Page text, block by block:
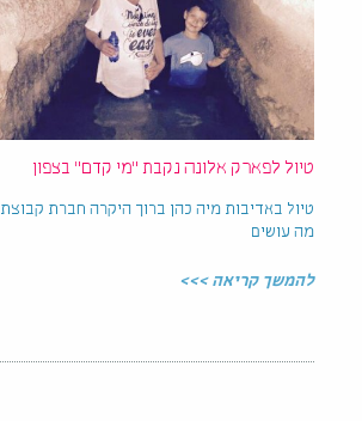
טיול לפארק אלונה נקבת "מי קדם" בצפון
טיול באדיבות מיה כהן ברוך היקרה חברת קבוצת
מה עושים
להמשך קריאה >>>